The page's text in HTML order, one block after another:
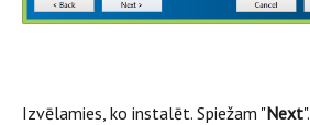
Izvēlamies, ko instalēt. Spiežam "Next".